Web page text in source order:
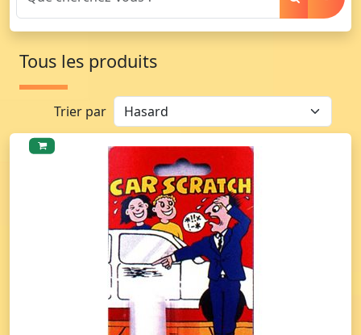
Tous les produits
Trier par